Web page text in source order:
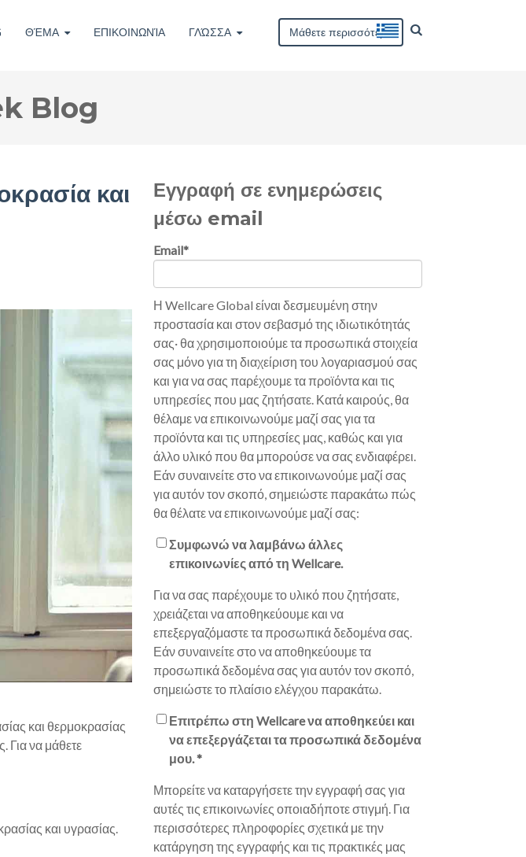
ΘΈΜΑ ΕΠΙΚΟΙΝΩΝΊΑ ΓΛΏΣΣΑ Μάθετε περισσότερα
Blog
και
και θερμοκρασίας
Για να μάθετε
και υγρασίας.
Εγγραφή σε ενημερώσεις
μέσω email
Email*
Η Wellcare Global είναι δεσμευμένη στην
προστασία και στον σεβασμό της ιδιωτικότητάς
σας· θα χρησιμοποιούμε τα προσωπικά στοιχεία
σας μόνο για τη διαχείριση του λογαριασμού σας
και για να σας παρέχουμε τα προϊόντα και τις
υπηρεσίες που μας ζητήσατε. Κατά καιρούς, θα
θέλαμε να επικοινωνούμε μαζί σας για τα
προϊόντα και τις υπηρεσίες μας, καθώς και για
άλλο υλικό που θα μπορούσε να σας ενδιαφέρει.
Εάν συναινείτε στο να επικοινωνούμε μαζί σας
για αυτόν τον σκοπό, σημειώστε παρακάτω πώς
θα θέλατε να επικοινωνούμε μαζί σας:
Συμφωνώ να λαμβάνω άλλες
επικοινωνίες από τη Wellcare.
Για να σας παρέχουμε το υλικό που ζητήσατε,
χρειάζεται να αποθηκεύουμε και να
επεξεργαζόμαστε τα προσωπικά δεδομένα σας.
Εάν συναινείτε στο να αποθηκεύουμε τα
προσωπικά δεδομένα σας για αυτόν τον σκοπό,
σημειώστε το πλαίσιο ελέγχου παρακάτω.
Επιτρέπω στη Wellcare να αποθηκεύει και
να επεξεργάζεται τα προσωπικά δεδομένα
μου.*
Μπορείτε να καταργήσετε την εγγραφή σας για
αυτές τις επικοινωνίες οποιαδήποτε στιγμή. Για
περισσότερες πληροφορίες σχετικά με την
κατάργηση της εγγραφής και τις πρακτικές μας